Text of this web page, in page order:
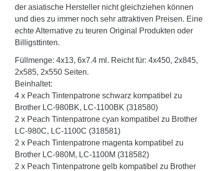
der asiatische Hersteller nicht gleichziehen können
und dies zu immer noch sehr attraktiven Preisen. Eine
echte Alternative zu teuren Original Produkten oder
Billigsttinten.
Füllmenge: 4x13, 6x7.4 ml. Reicht für: 4x450, 2x845,
2x585, 2x550 Seiten.
Beinhaltet:
4 x Peach Tintenpatrone schwarz kompatibel zu
Brother LC-980BK, LC-1100BK (318580)
2 x Peach Tintenpatrone cyan kompatibel zu Brother
LC-980C, LC-1100C (318581)
2 x Peach Tintenpatrone magenta kompatibel zu
Brother LC-980M, LC-1100M (318582)
2 x Peach Tintenpatrone gelb kompatibel zu Brother